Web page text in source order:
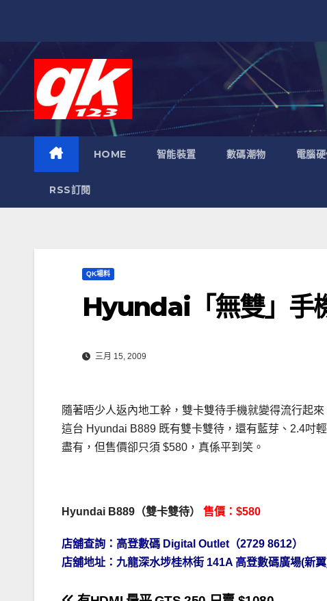
HOME 智能裝置 數碼潮物 電腦
RSS訂閱
QK場料
Hyundai「無雙」手
三月 15, 2009
隨著唔少人返內地工幹，雙卡雙待手機就變得流行起
這台 Hyundai B889 既有雙卡雙待，還有藍芽、2.4吋
盡有，但售價卻只須 $580，真係平到笑。
Hyundai B889（雙卡雙待） 售價：$580
店舖查詢：高登數碼 Digital Outlet（2729 8612）
店舖地址：九龍深水埗桂林街 141A 高登數碼廣場(新